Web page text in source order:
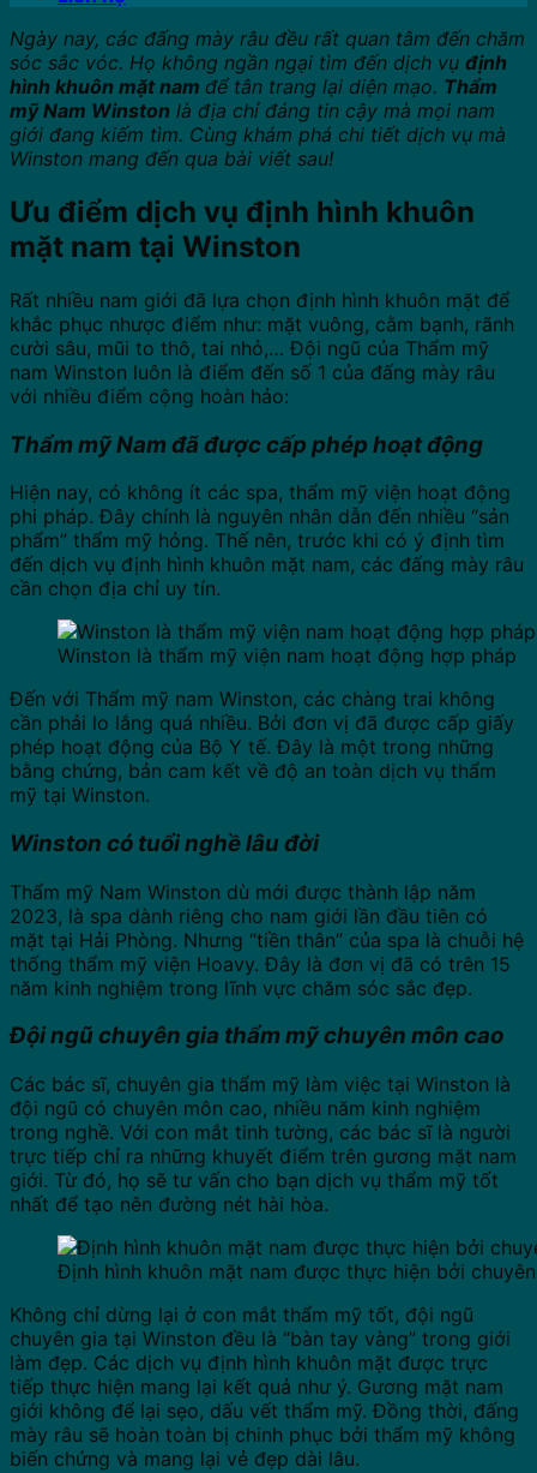
Ngày nay, các đấng mày râu đều rất quan tâm đến chăm
sóc sắc vóc. Họ không ngần ngại tìm đến dịch vụ định
hình khuôn mặt nam để tân trang lại diện mạo. Thẩm
mỹ Nam Winston là địa chỉ đáng tin cậy mà mọi nam
giới đang kiếm tìm. Cùng khám phá chi tiết dịch vụ mà
Winston mang đến qua bài viết sau!
Ưu điểm dịch vụ định hình khuôn
mặt nam tại Winston
Rất nhiều nam giới đã lựa chọn định hình khuôn mặt để
khắc phục nhược điểm như: mặt vuông, cằm bạnh, rãnh
cười sâu, mũi to thô, tai nhỏ,… Đội ngũ của Thẩm mỹ
nam Winston luôn là điểm đến số 1 của đấng mày râu
với nhiều điểm cộng hoàn hảo:
Thẩm mỹ Nam đã được cấp phép hoạt động
Hiện nay, có không ít các spa, thẩm mỹ viện hoạt động
phi pháp. Đây chính là nguyên nhân dẫn đến nhiều “sản
phẩm” thẩm mỹ hỏng. Thế nên, trước khi có ý định tìm
đến dịch vụ định hình khuôn mặt nam, các đấng mày râu
cần chọn địa chỉ uy tín.
Winston là thẩm mỹ viện nam hoạt động hợp pháp
Đến với Thẩm mỹ nam Winston, các chàng trai không
cần phải lo lắng quá nhiều. Bởi đơn vị đã được cấp giấy
phép hoạt động của Bộ Y tế. Đây là một trong những
bằng chứng, bản cam kết về độ an toàn dịch vụ thẩm
mỹ tại Winston.
Winston có tuổi nghề lâu đời
Thẩm mỹ Nam Winston dù mới được thành lập năm
2023, là spa dành riêng cho nam giới lần đầu tiên có
mặt tại Hải Phòng. Nhưng “tiền thân” của spa là chuỗi hệ
thống thẩm mỹ viện Hoavy. Đây là đơn vị đã có trên 15
năm kinh nghiệm trong lĩnh vực chăm sóc sắc đẹp.
Đội ngũ chuyên gia thẩm mỹ chuyên môn cao
Các bác sĩ, chuyên gia thẩm mỹ làm việc tại Winston là
đội ngũ có chuyên môn cao, nhiều năm kinh nghiệm
trong nghề. Với con mắt tinh tường, các bác sĩ là người
trực tiếp chỉ ra những khuyết điểm trên gương mặt nam
giới. Từ đó, họ sẽ tư vấn cho bạn dịch vụ thẩm mỹ tốt
nhất để tạo nên đường nét hài hòa.
Định hình khuôn mặt nam được thực hiện bởi
Không chỉ dừng lại ở con mắt thẩm mỹ tốt, đội ngũ
chuyên gia tại Winston đều là “bàn tay vàng” trong giới
làm đẹp. Các dịch vụ định hình khuôn mặt được trực
tiếp thực hiện mang lại kết quả như ý. Gương mặt nam
giới không để lại sẹo, dấu vết thẩm mỹ. Đồng thời, đấng
mày râu sẽ hoàn toàn bị chinh phục bởi thẩm mỹ không
biến chứng và mang lại vẻ đẹp dài lâu.